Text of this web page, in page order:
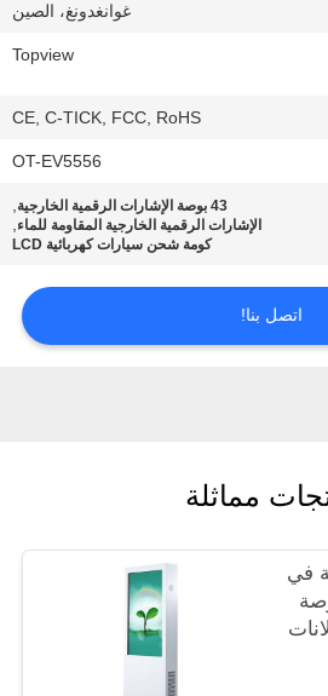
غوانغدونغ، الصين
Topview
CE, C-TICK, FCC, RoHS
OT-EV5556
43 بوصة الإشارات الرقمية الخارجية ,
الإشارات الرقمية الخارجية المقاومة للماء,
كومة شحن سيارات كهربائية LCD
اتصل بنا!
مماثلة
في
، 43 بوصة